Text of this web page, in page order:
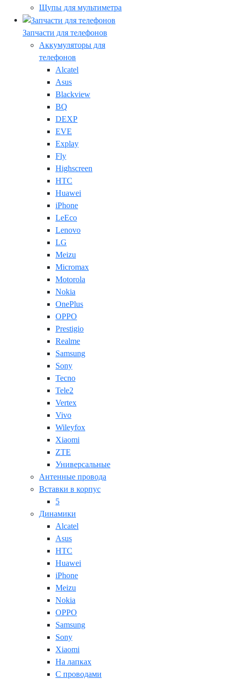
Щупы для мультиметра
Запчасти для телефонов
Аккумуляторы для
телефонов
Alcatel
Asus
Blackview
BQ
DEXP
EVE
Explay
Fly
Highscreen
HTC
Huawei
iPhone
LeEco
Lenovo
LG
Meizu
Micromax
Motorola
Nokia
OnePlus
OPPO
Prestigio
Realme
Samsung
Sony
Tecno
Tele2
Vertex
Vivo
Wileyfox
Xiaomi
ZTE
Универсальные
Антенные провода
Вставки в корпус
5
Динамики
Alcatel
Asus
HTC
Huawei
iPhone
Meizu
Nokia
OPPO
Samsung
Sony
Xiaomi
На лапках
С проводами